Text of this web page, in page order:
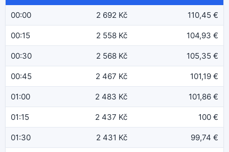
00:00 2 692 Kč 110,45 €
00:15 2 558 Kč 104,93 €
00:30 2 568 Kč 105,35 €
00:45 2 467 Kč 101,19 €
01:00 2 483 Kč 101,86 €
01:15 2 437 Kč 100 €
01:30 2 431 Kč 99,74 €